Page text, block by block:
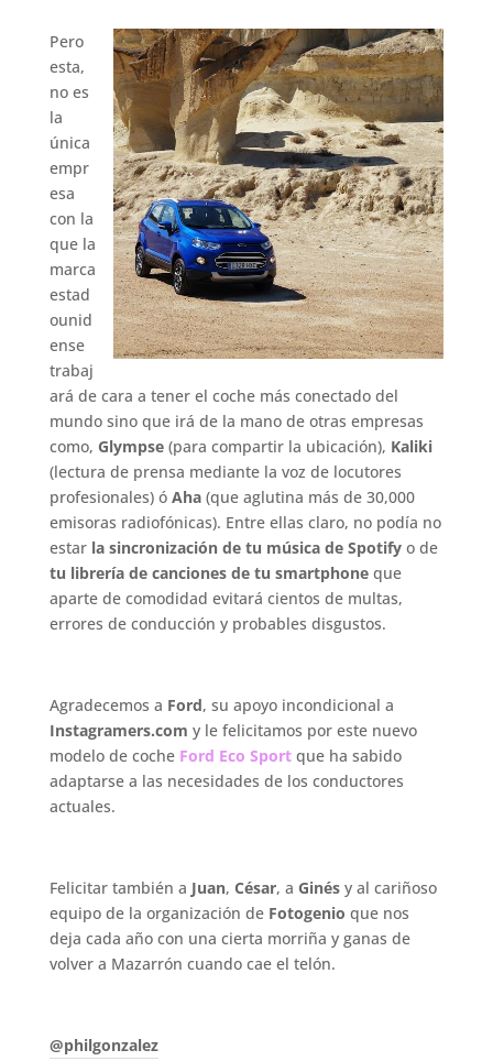
Pero
esta,
no es
la
única
empr
esa
con la
que la
marca
estad
ounid
ense
trabaj
ará de cara a tener el coche más conectado del
mundo sino que irá de la mano de otras empresas
como, Glympse(para compartir la ubicación), Kaliki
(lectura de prensa mediante la voz de locutores
profesionales) ó Aha(que aglutina más de 30,000
emisoras radiofónicas). Entre ellas claro, no podía no
estar la sincronización de tu música de Spotifyo de
tu librería de canciones de tu smartphoneque
aparte de comodidad evitará cientos de multas,
errores de conducción y probables disgustos.
Agradecemos a Ford, su apoyo incondicional a
Instagramers.com y le felicitamos por este nuevo
modelo de coche Ford Eco Sportque ha sabido
adaptarse a las necesidades de los conductores
actuales.
Felicitar también a Juan, César, a Ginésy al cariñoso
equipo de la organización deFotogenio que nos
deja cada año con una cierta morriña y ganas de
volver a Mazarrón cuando cae el telón.
@philgonzalez